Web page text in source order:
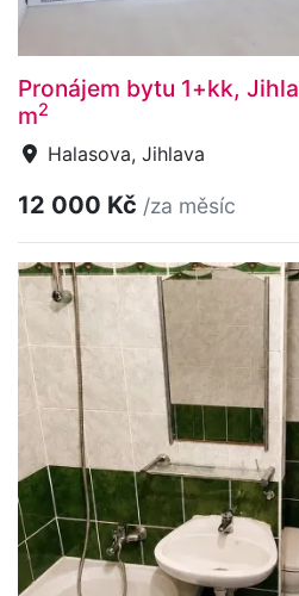
Pronájem bytu 1+kk,
m2
Halasova, Jihlava
12 000 Kč /za měsíc